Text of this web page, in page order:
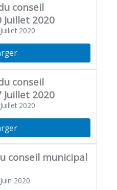
conseil
Juillet 2020
2020
conseil
Juillet 2020
2020
conseil municipal
2020